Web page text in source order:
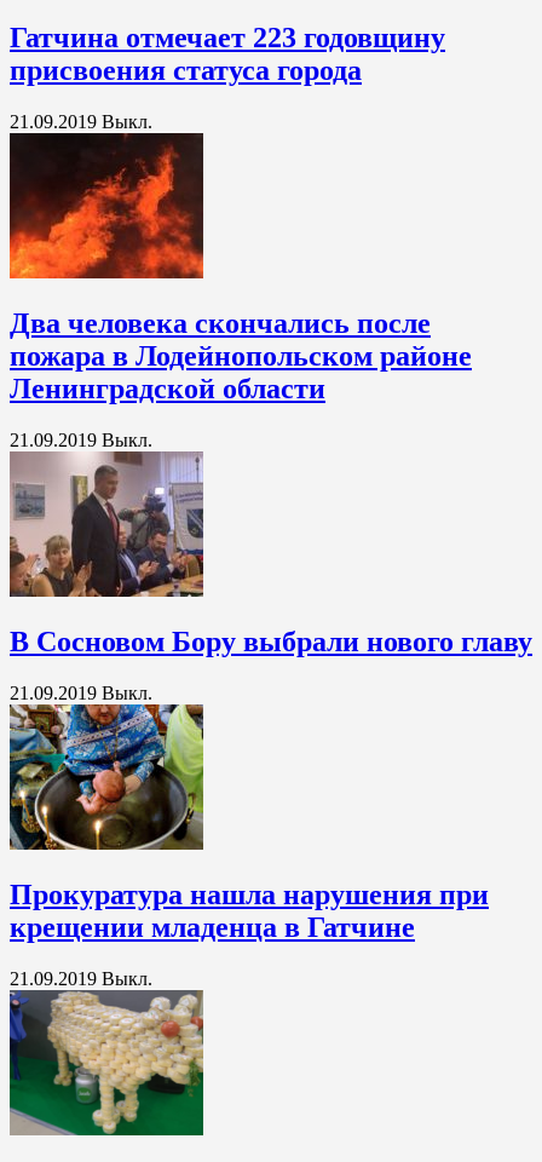
Гатчина отмечает 223 годовщину
присвоения статуса города
21.09.2019 Выкл.
Два человека скончались после
пожара в Лодейнопольском районе
Ленинградской области
21.09.2019 Выкл.
В Сосновом Бору выбрали нового главу
21.09.2019 Выкл.
Прокуратура нашла нарушения при
крещении младенца в Гатчине
21.09.2019 Выкл.